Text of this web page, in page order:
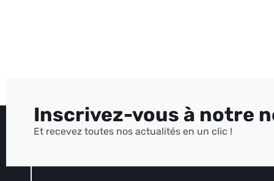
Inscrivez-vous à notre
Et recevez toutes nos actualités en un clic !